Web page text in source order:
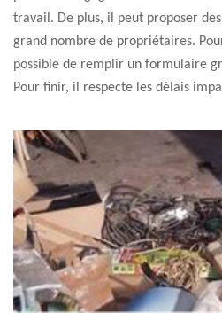
travail. De plus, il peut proposer
grand nombre de propriétaires.
possible de remplir un formulaire
Pour finir, il respecte les délais